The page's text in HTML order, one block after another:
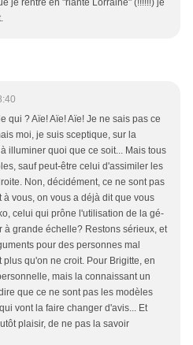
je rentre en "riante Lorraine" (!!!!!!) je
qui ? Aïe! Aïe! Aïe! Je ne sais pas ce
moi, je suis sceptique, sur la
illuminer quoi que ce soit... Mais tous
sauf peut-être celui d'assimiler les
Non, décidément, ce ne sont pas
à vous, on vous a déjà dit que vous
celui qui prône l'utilisation de la gé-
à grande échelle? Restons sérieux, et
pour des personnes mal
plus qu'on ne croit. Pour Brigitte, en
mais la connaissant un
que ce ne sont pas les modèles
vont la faire changer d'avis... Et
plaisir, de ne pas la savoir